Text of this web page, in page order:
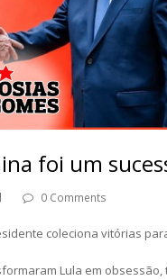
foi um
0 Comments
coleciona vitórias
Lula em